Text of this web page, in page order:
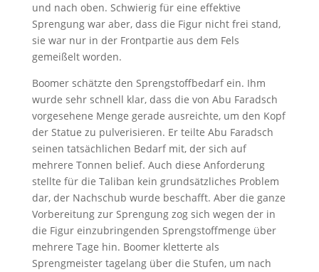
und nach oben. Schwierig für eine effektive
Sprengung war aber, dass die Figur nicht frei stand,
sie war nur in der Frontpartie aus dem Fels
gemeißelt worden.
Boomer schätzte den Sprengstoffbedarf ein. Ihm
wurde sehr schnell klar, dass die von Abu Faradsch
vorgesehene Menge gerade ausreichte, um den Kopf
der Statue zu pulverisieren. Er teilte Abu Faradsch
seinen tatsächlichen Bedarf mit, der sich auf
mehrere Tonnen belief. Auch diese Anforderung
stellte für die Taliban kein grundsätzliches Problem
dar, der Nachschub wurde beschafft. Aber die ganze
Vorbereitung zur Sprengung zog sich wegen der in
die Figur einzubringenden Sprengstoffmenge über
mehrere Tage hin. Boomer kletterte als
Sprengmeister tagelang über die Stufen, um nach